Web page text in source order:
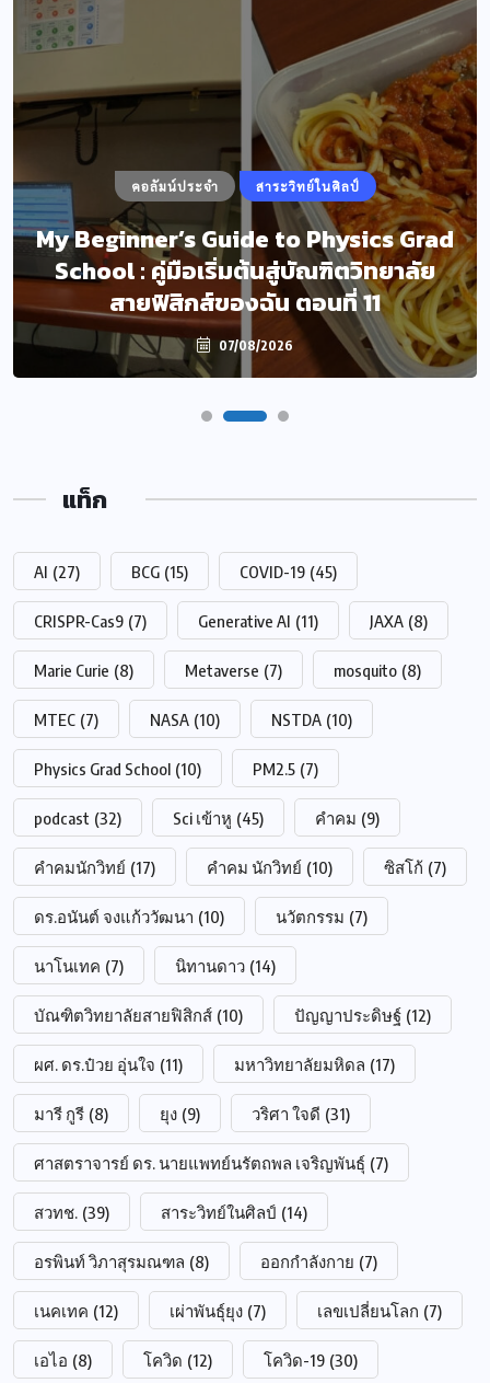
คอลัมน์ประจำ สาระวิทย์ในศิลป์
My Beginner’s Guide to Physics Grad
School : คู่มือเริ่มต้นสู่บัณฑิตวิทยาลัย
สายฟิสิกส์ของฉัน ตอนที่ 11
07/08/2026
แท็ก
AI (27) BCG (15) COVID-19 (45)
CRISPR-Cas9 (7) Generative AI (11) JAXA (8)
Marie Curie (8) Metaverse (7) mosquito (8)
MTEC (7) NASA (10) NSTDA (10)
Physics Grad School (10) PM2.5 (7)
podcast (32) Sci เข้าหู (45) คำคม (9)
คำคมนักวิทย์ (17) คำคม นักวิทย์ (10) ซิสโก้ (7)
ดร.อนันต์ จงแก้ววัฒนา (10) นวัตกรรม (7)
นาโนเทค (7) นิทานดาว (14)
บัณฑิตวิทยาลัยสายฟิสิกส์ (10) ปัญญาประดิษฐ์ (12)
ผศ. ดร.ป๋วย อุ่นใจ (11) มหาวิทยาลัยมหิดล (17)
มารี กูรี (8) ยุง (9) วริศา ใจดี (31)
ศาสตราจารย์ ดร. นายแพทย์นรัตถพล เจริญพันธุ์ (7)
สวทช. (39) สาระวิทย์ในศิลป์ (14)
อรพินท์ วิภาสุรมณฑล (8) ออกกำลังกาย (7)
เนคเทค (12) เผ่าพันธุ์ยุง (7) เลขเปลี่ยนโลก (7)
เอไอ (8) โควิด (12) โควิด-19 (30)